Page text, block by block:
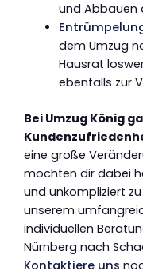
und Abbauen
dem Umzug
Hausrat
ebenfalls zur
Bei Umzug König
eine große
möchten dir dabei
und unkompliziert
unserem
individuellen
Nürnberg nach
Kontaktiere uns